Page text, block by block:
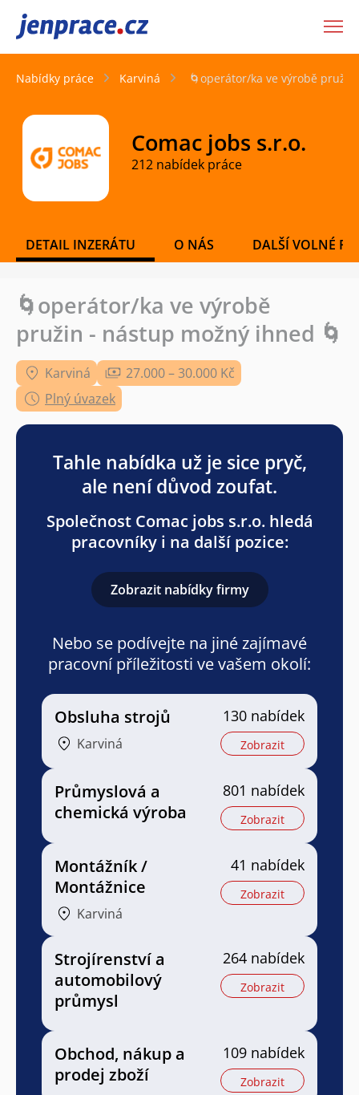
JenPráce.cz
Nabídky práce Karviná 🌀operátor/ka ve výrobě
Comac jobs s.r.o.
212 nabídek práce
DETAIL INZERÁTU O NÁS DALŠÍ VOLNÉ
🌀operátor/ka ve výrobě
pružin - nástup možný ihned 🌀
Karviná
27.000 – 30.000 Kč
Plný úvazek
Tahle nabídka už je sice pryč,
ale není důvod zoufat.
Společnost Comac jobs s.r.o. hledá
pracovníky i na další pozice:
Zobrazit nabídky firmy
Nebo se podívejte na jiné zajímavé
pracovní příležitosti ve vašem okolí:
Obsluha strojů
Karviná
130 nabídek
Zobrazit
Průmyslová a
chemická výroba
801 nabídek
Zobrazit
Montážník /
Montážnice
Karviná
41 nabídek
Zobrazit
Strojírenství a
automobilový
průmysl
264 nabídek
Zobrazit
Obchod, nákup a
prodej zboží
109 nabídek
Zobrazit